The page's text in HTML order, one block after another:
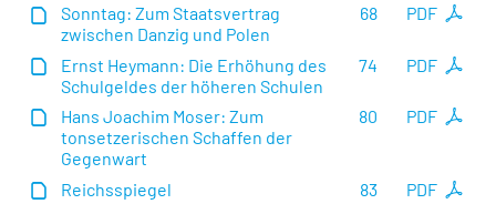
PDF
68
Sonntag: Zum Staatsvertrag
zwischen Danzig und Polen
PDF
74
Ernst Heymann: Die Erhöhung des
Schulgeldes der höheren Schulen
PDF
80
Hans Joachim Moser: Zum
tonsetzerischen Schaffen der
Gegenwart
PDF
83
Reichsspiegel